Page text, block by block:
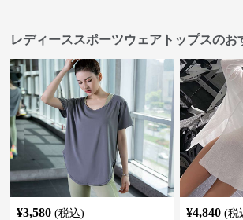
レディーススポーツウェアトップスのお
¥3,580 (税込)
¥4,840 (税